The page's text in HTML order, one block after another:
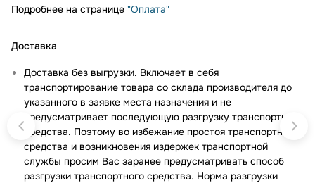
Подробнее на странице "Оплата"
Доставка
Доставка без выгрузки. Включает в себя
транспортирование товара со склада производителя до
указанного в заявке места назначения и не
предусматривает последующую разгрузку транспортного
средства. Поэтому во избежание простоя транспортного
средства и возникновения издержек транспортной
службы просим Вас заранее предусматривать способ
разгрузки транспортного средства. Норма разгрузки